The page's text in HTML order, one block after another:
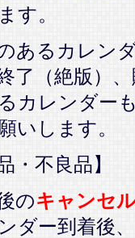
す。
あるカレン
了（絶版）
カレンダー
いします。
・不良品】
のキャンセ
ダー到着後、